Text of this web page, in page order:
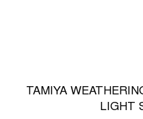
TAMIYA
LIGHT